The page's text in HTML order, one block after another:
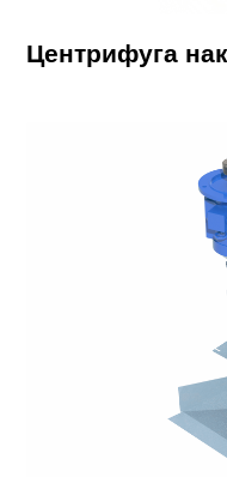
Центрифуга